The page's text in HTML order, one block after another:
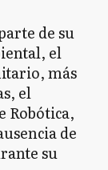
de su
el
más
el
Robótica,
de
su